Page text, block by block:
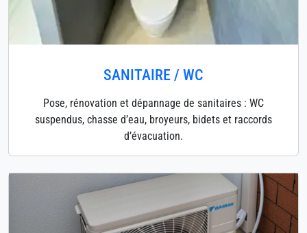
SANITAIRE / WC
Pose, rénovation et dépannage de sanitaires : WC
suspendus, chasse d’eau, broyeurs, bidets et raccords
d’évacuation.